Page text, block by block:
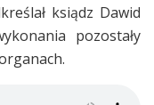
ksiądz Dawid
pozostały